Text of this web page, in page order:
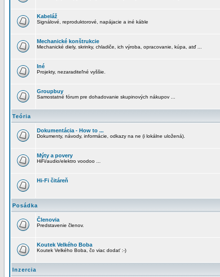
Kabeláž
Signálové, reproduktorové, napájacie a iné káble
Mechanické konštrukcie
Mechanické diely, skrinky, chladiče, ich výroba, opracovanie, kúpa, atď ...
Iné
Projekty, nezaraditeľné vyššie.
Groupbuy
Samostatné fórum pre dohadovanie skupinových nákupov ...
Teória
Dokumentácia - How to ...
Dokumenty, návody, informácie, odkazy na ne (i lokálne uložená).
Mýty a povery
HiFi/audio/elektro voodoo ...
Hi-Fi čitáreň
Posádka
Členovia
Predstavenie členov.
Koutek Velkého Boba
Koutek Velkého Boba, čo viac dodať :-)
Inzercia